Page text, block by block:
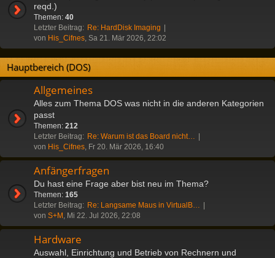
reqd.)
Themen: 40
Letzter Beitrag: Re: HardDisk Imaging
von His_Cifnes, Sa 21. Mär 2026, 22:02
Hauptbereich (DOS)
Allgemeines
Alles zum Thema DOS was nicht in die anderen Kategorien
passt
Themen: 212
Letzter Beitrag: Re: Warum ist das Board nicht…
von His_Cifnes, Fr 20. Mär 2026, 16:40
Anfängerfragen
Du hast eine Frage aber bist neu im Thema?
Themen: 165
Letzter Beitrag: Re: Langsame Maus in VirtualB…
von S+M , Mi 22. Jul 2026, 22:08
Hardware
Auswahl, Einrichtung und Betrieb von Rechnern und